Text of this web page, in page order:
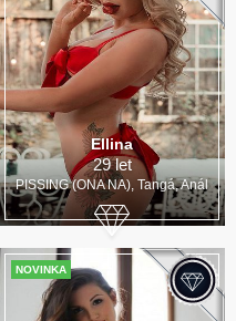
Ellina
29 let
PISSING (ONA NA), Tangá, Anál
NOVINKA